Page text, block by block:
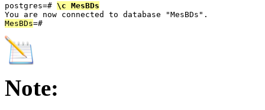
postgres=# \c MesBDs
MesBDs
Note: